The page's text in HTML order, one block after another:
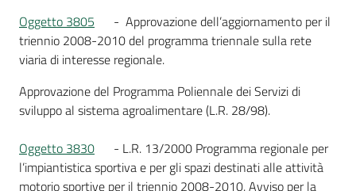
Oggetto 3805
- Approvazione dell’aggiornamento per il
triennio 2008-2010 del programma triennale sulla rete
viaria di interesse regionale.
Approvazione del Programma Poliennale dei Servizi di
sviluppo al sistema agroalimentare (L.R. 28/98).
Oggetto 3830
- L.R. 13/2000 Programma regionale per
l’impiantistica sportiva e per gli spazi destinati alle attività
motorio sportive per il triennio 2008-2010. Avviso per la